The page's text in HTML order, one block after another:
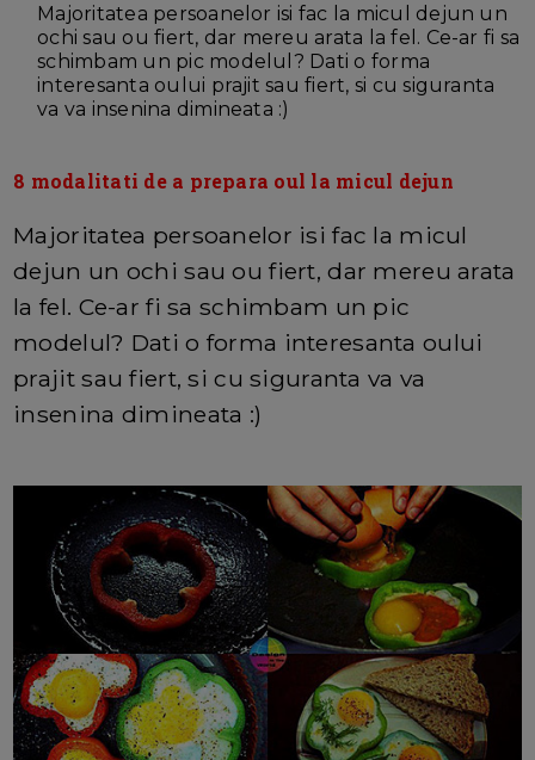
Majoritatea persoanelor isi fac la micul dejun un
ochi sau ou fiert, dar mereu arata la fel. Ce-ar fi sa
schimbam un pic modelul? Dati o forma
interesanta oului prajit sau fiert, si cu siguranta
va va insenina dimineata :)
8 modalitati de a prepara oul la micul dejun
Majoritatea persoanelor isi fac la micul
dejun un ochi sau ou fiert, dar mereu arata
la fel. Ce-ar fi sa schimbam un pic
modelul? Dati o forma interesanta oului
prajit sau fiert, si cu siguranta va va
insenina dimineata :)